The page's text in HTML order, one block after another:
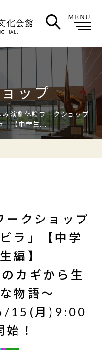
MENU
ップ
演劇体験ワークショップ
」【中学生...
ークショップ
ラ」【中学
編】
カギから生
物語〜
15(月)9:00
！